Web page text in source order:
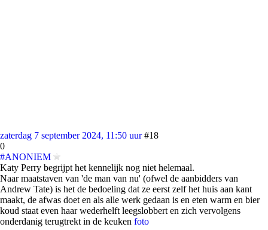
zaterdag 7 september 2024, 11:50 uur #18
0
#ANONIEM
Katy Perry begrijpt het kennelijk nog niet helemaal.
Naar maatstaven van 'de man van nu' (ofwel de aanbidders van
Andrew Tate) is het de bedoeling dat ze eerst zelf het huis aan kant
maakt, de afwas doet en als alle werk gedaan is en eten warm en bier
koud staat even haar wederhelft leegslobbert en zich vervolgens
onderdanig terugtrekt in de keuken foto